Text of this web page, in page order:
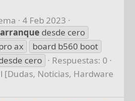
4 Feb 2023
arranque desde cero
ax
board b560 boot
cero
Respuestas: 0
[Dudas, Noticias, Hardware